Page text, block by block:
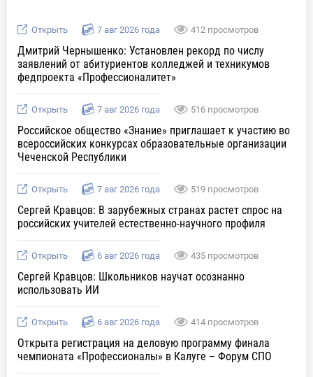
Открыть 7 авг 2026 года 412 просмотров
Дмитрий Чернышенко: Установлен рекорд по числу
заявлений от абитуриентов колледжей и техникумов
федпроекта «Профессионалитет»
Открыть 7 авг 2026 года 516 просмотров
Российское общество «Знание» приглашает к участию во
всероссийских конкурсах образовательные организации
Чеченской Республики
Открыть 7 авг 2026 года 519 просмотров
Сергей Кравцов: В зарубежных странах растет спрос на
российских учителей естественно-научного профиля
Открыть 6 авг 2026 года 435 просмотров
Сергей Кравцов: Школьников научат осознанно
использовать ИИ
Открыть 6 авг 2026 года 414 просмотров
Открыта регистрация на деловую программу финала
чемпионата «Профессионалы» в Калуге – Форум СПО